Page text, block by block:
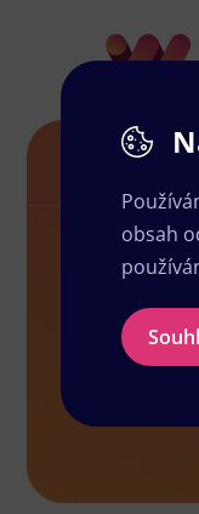
obsah